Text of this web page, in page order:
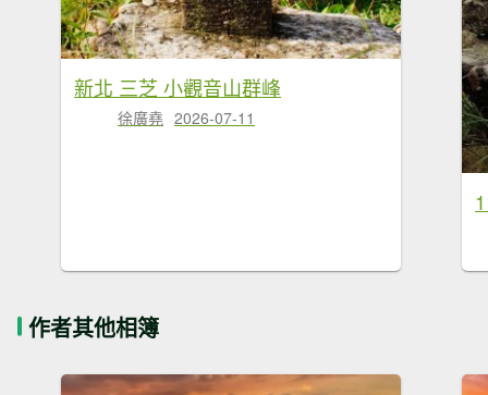
新北 三芝 小觀音山群峰
徐廣堯 2026-07-11
作者其他相簿